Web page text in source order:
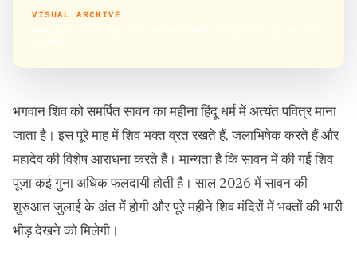
VISUAL ARCHIVE
भगवान शिव को समर्पित सावन का महीना हिंदू धर्म में अत्यंत पवित्र माना
जाता है। इस पूरे माह में शिव भक्त व्रत रखते हैं, जलाभिषेक करते हैं और
महादेव की विशेष आराधना करते हैं। मान्यता है कि सावन में की गई शिव
पूजा कई गुना अधिक फलदायी होती है। साल 2026 में सावन की
शुरुआत जुलाई के अंत में होगी और पूरे महीने शिव मंदिरों में भक्तों की भारी
भीड़ देखने को मिलेगी।